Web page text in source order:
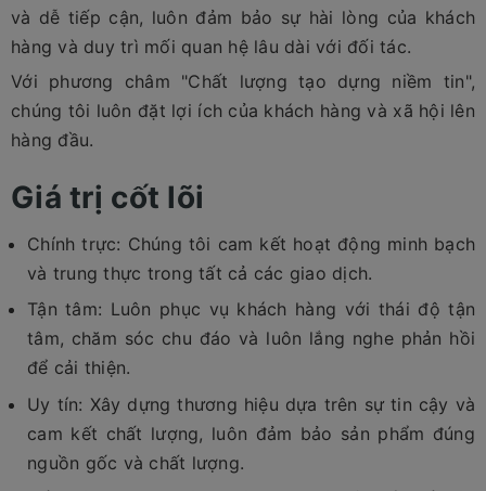
và dễ tiếp cận, luôn đảm bảo sự hài lòng của khách
hàng và duy trì mối quan hệ lâu dài với đối tác.
Với phương châm "Chất lượng tạo dựng niềm tin",
chúng tôi luôn đặt lợi ích của khách hàng và xã hội lên
hàng đầu.
Giá trị cốt lõi
Chính trực: Chúng tôi cam kết hoạt động minh bạch
và trung thực trong tất cả các giao dịch.
Tận tâm: Luôn phục vụ khách hàng với thái độ tận
tâm, chăm sóc chu đáo và luôn lắng nghe phản hồi
để cải thiện.
Uy tín: Xây dựng thương hiệu dựa trên sự tin cậy và
cam kết chất lượng, luôn đảm bảo sản phẩm đúng
nguồn gốc và chất lượng.